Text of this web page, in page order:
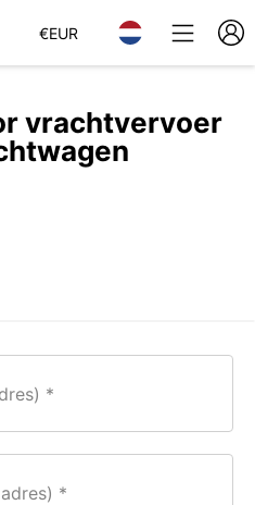
€EUR
vrachtvervoer